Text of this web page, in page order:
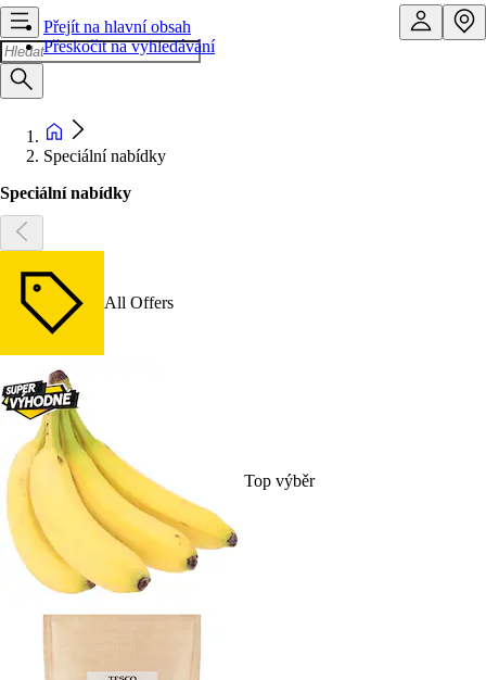
Přejít na hlavní obsah
Přeskočit na vyhledávání
Speciální nabídky
Speciální nabídky
All Offers
Top výběr